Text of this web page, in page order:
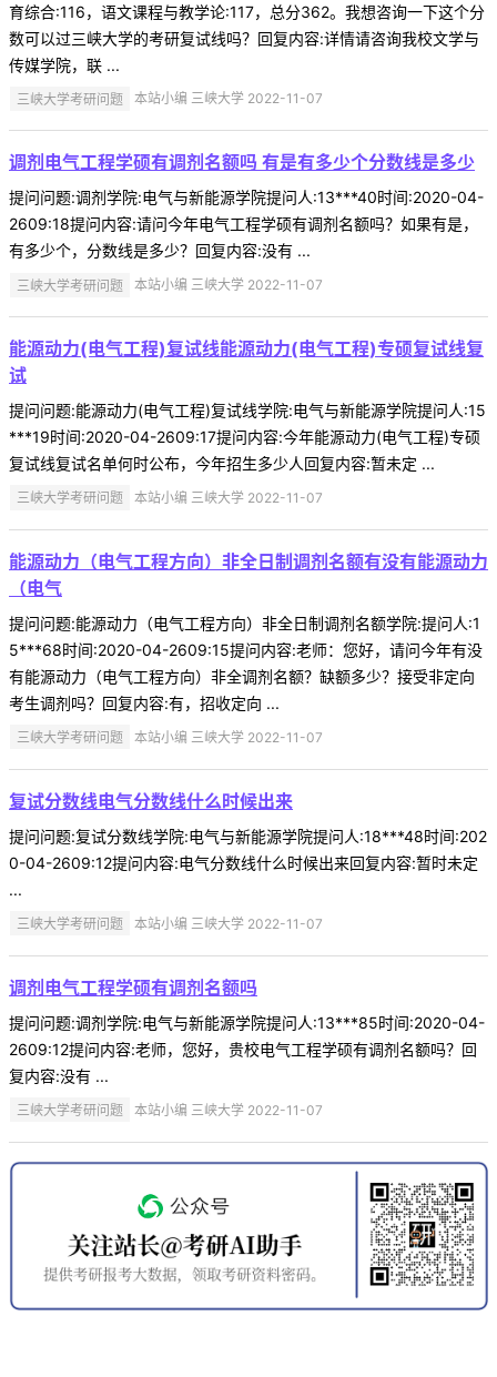
育综合:116，语文课程与教学论:117，总分362。我想咨询一下这个分
数可以过三峡大学的考研复试线吗？回复内容:详情请咨询我校文学与
传媒学院，联 ...
三峡大学考研问题 本站小编 三峡大学 2022-11-07
调剂电气工程学硕有调剂名额吗 有是有多少个分数线是多少
提问问题:调剂学院:电气与新能源学院提问人:13***40时间:2020-04-
2609:18提问内容:请问今年电气工程学硕有调剂名额吗？如果有是，
有多少个，分数线是多少？回复内容:没有 ...
三峡大学考研问题 本站小编 三峡大学 2022-11-07
能源动力(电气工程)复试线能源动力(电气工程)专硕复试线复
试
提问问题:能源动力(电气工程)复试线学院:电气与新能源学院提问人:15
***19时间:2020-04-2609:17提问内容:今年能源动力(电气工程)专硕
复试线复试名单何时公布，今年招生多少人回复内容:暂未定 ...
三峡大学考研问题 本站小编 三峡大学 2022-11-07
能源动力（电气工程方向）非全日制调剂名额有没有能源动力
（电气
提问问题:能源动力（电气工程方向）非全日制调剂名额学院:提问人:1
5***68时间:2020-04-2609:15提问内容:老师：您好，请问今年有没
有能源动力（电气工程方向）非全调剂名额？缺额多少？接受非定向
考生调剂吗？回复内容:有，招收定向 ...
三峡大学考研问题 本站小编 三峡大学 2022-11-07
复试分数线电气分数线什么时候出来
提问问题:复试分数线学院:电气与新能源学院提问人:18***48时间:202
0-04-2609:12提问内容:电气分数线什么时候出来回复内容:暂时未定
...
三峡大学考研问题 本站小编 三峡大学 2022-11-07
调剂电气工程学硕有调剂名额吗
提问问题:调剂学院:电气与新能源学院提问人:13***85时间:2020-04-
2609:12提问内容:老师，您好，贵校电气工程学硕有调剂名额吗？回
复内容:没有 ...
三峡大学考研问题 本站小编 三峡大学 2022-11-07